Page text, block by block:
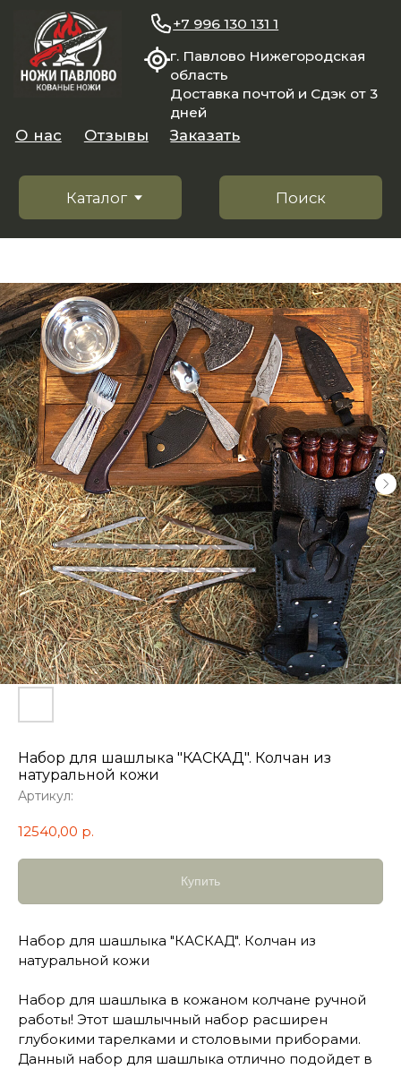
область
Доставка почтой и Сдэк от 3
Поиск
Каталог
Заказать
+7 996 130 131 1
Набор для шашлыка "КАСКАД". Колчан из
натуральной кожи
Артикул:
12540,00 р.
Купить
Набор для шашлыка "КАСКАД". Колчан из
натуральной кожи
Набор для шашлыка в кожаном колчане ручной
работы! Этот шашлычный набор расширен
глубокими тарелками и столовыми приборами.
Данный набор для шашлыка отлично подойдет в